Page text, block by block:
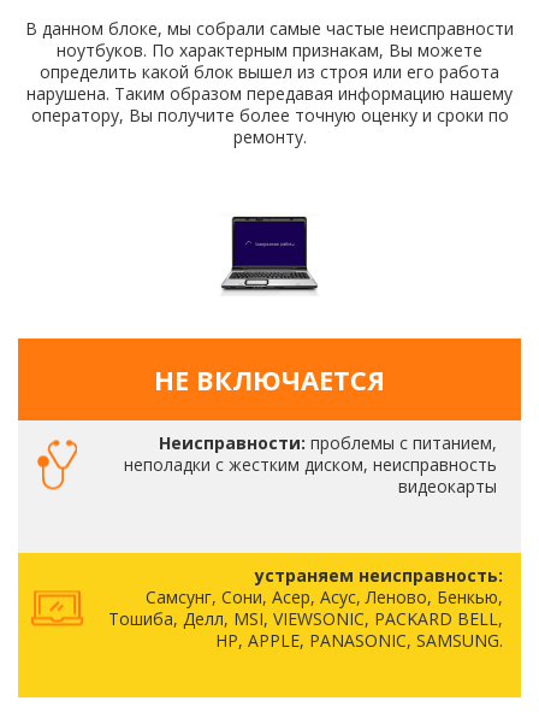
В данном блоке, мы собрали самые частые неисправности
ноутбуков. По характерным признакам, Вы можете
определить какой блок вышел из строя или его работа
нарушена. Таким образом передавая информацию нашему
оператору, Вы получите более точную оценку и сроки по
ремонту.
НЕ ВКЛЮЧАЕТСЯ
Неисправности: проблемы с питанием,
неполадки с жестким диском, неисправность
видеокарты
устраняем неисправность:
Самсунг, Сони, Асер, Асус, Леново, Бенкью,
Тошиба, Делл, MSI, VIEWSONIC, PACKARD BELL,
HP, APPLE, PANASONIC, SAMSUNG.